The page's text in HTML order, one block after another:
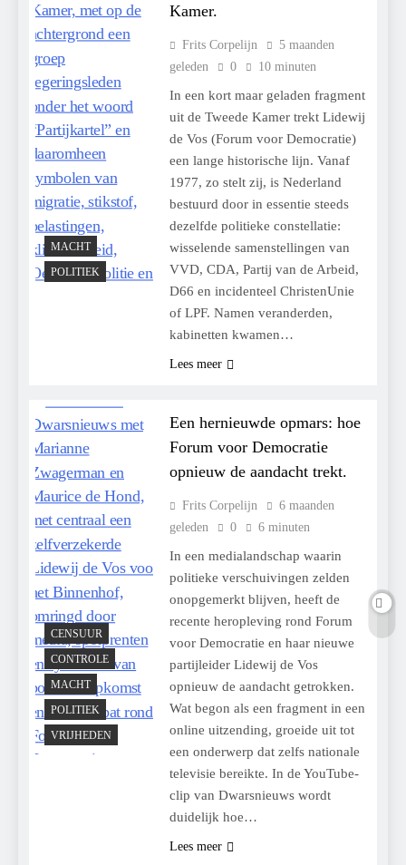
MACHT
POLITIEK
Kamer.
Frits Corpelijn
5 maanden
geleden
0 10 minuten
In een kort maar geladen fragment
uit de Tweede Kamer trekt Lidewij
de Vos (Forum voor Democratie)
een lange historische lijn. Vanaf
1977, zo stelt zij, is Nederland
bestuurd door in essentie steeds
dezelfde politieke constellatie:
wisselende samenstellingen van
VVD, CDA, Partij van de Arbeid,
D66 en incidenteel ChristenUnie
of LPF. Namen veranderden,
kabinetten kwamen…
Lees meer
CENSUUR
CONTROLE
MACHT
POLITIEK
VRIJHEDEN
Een hernieuwde opmars: hoe
Forum voor Democratie
opnieuw de aandacht trekt.
Frits Corpelijn
6 maanden
geleden
0 6 minuten
In een medialandschap waarin
politieke verschuivingen zelden
onopgemerkt blijven, heeft de
recente heropleving rond Forum
voor Democratie en haar nieuwe
partijleider Lidewij de Vos
opnieuw de aandacht getrokken.
Wat begon als een fragment in een
online uitzending, groeide uit tot
een onderwerp dat zelfs nationale
televisie bereikte. In de YouTube-
clip van Dwarsnieuws wordt
duidelijk hoe…
Lees meer